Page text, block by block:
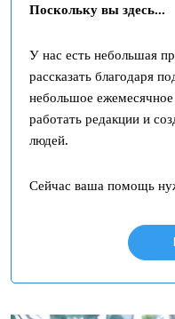
Поскольку вы здесь...
У нас есть небольшая
рассказать благодаря
небольшое
работать редакции и
людей.
Сейчас ваша помощь